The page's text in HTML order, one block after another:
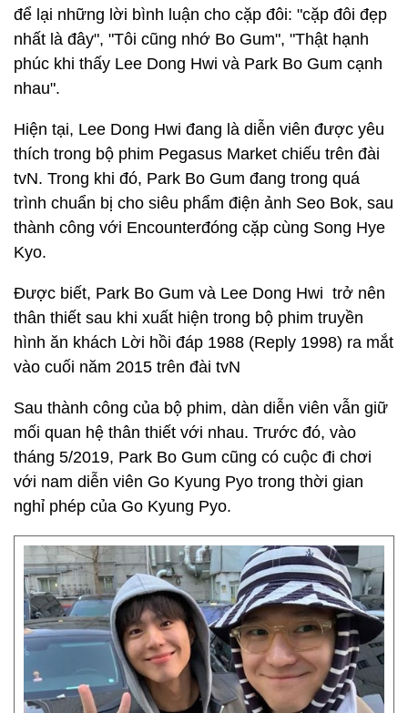
để lại những lời bình luận cho cặp đôi: "cặp đôi đẹp
nhất là đây", "Tôi cũng nhớ Bo Gum", "Thật hạnh
phúc khi thấy Lee Dong Hwi và Park Bo Gum cạnh
nhau".
Hiện tại, Lee Dong Hwi đang là diễn viên được yêu
thích trong bộ phim Pegasus Market chiếu trên đài
tvN. Trong khi đó, Park Bo Gum đang trong quá
trình chuẩn bị cho siêu phẩm điện ảnh Seo Bok, sau
thành công với Encounterđóng cặp cùng Song Hye
Kyo.
Được biết, Park Bo Gum và Lee Dong Hwi trở nên
thân thiết sau khi xuất hiện trong bộ phim truyền
hình ăn khách Lời hồi đáp 1988 (Reply 1998) ra mắt
vào cuối năm 2015 trên đài tvN
Sau thành công của bộ phim, dàn diễn viên vẫn giữ
mối quan hệ thân thiết với nhau. Trước đó, vào
tháng 5/2019, Park Bo Gum cũng có cuộc đi chơi
với nam diễn viên Go Kyung Pyo trong thời gian
nghỉ phép của Go Kyung Pyo.